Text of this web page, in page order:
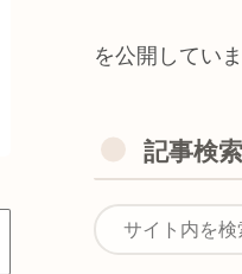
を公開していま
記事検索